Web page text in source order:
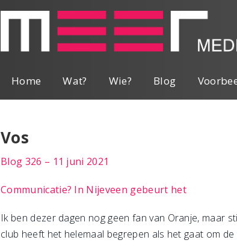
Home Wat? Wie? Blog
Vos
Blog 326 – 11 juni 2021
Communicatie? In Nijeveen gebeurt het
Ik ben dezer dagen nog geen fan van Oranje, maar
club heeft het helemaal begrepen als het gaat om